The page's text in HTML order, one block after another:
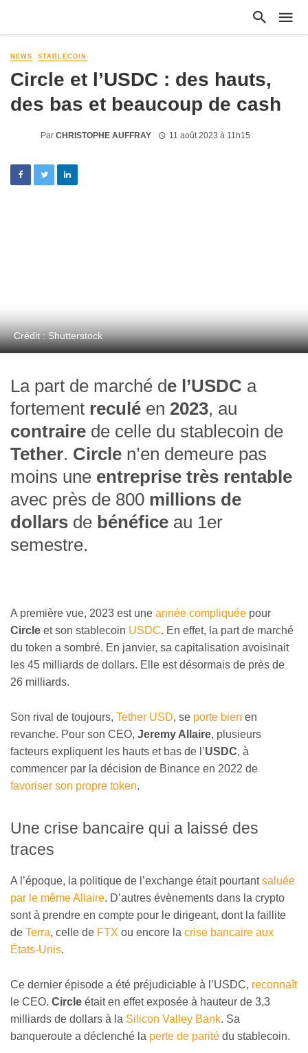
NEWS STABLECOIN
Circle et l’USDC : des hauts,
des bas et beaucoup de cash
Par CHRISTOPHE AUFFRAY 11 août 2023 à 11h15
Crédit : Shutterstock
La part de marché de l’USDC a
fortement reculé en 2023, au
contraire de celle du stablecoin de
Tether. Circle n’en demeure pas
moins une entreprise très rentable
avec près de 800 millions de
dollars de bénéfice au 1er
semestre.
A première vue, 2023 est une année compliquée pour
Circle et son stablecoin USDC. En effet, la part de marché
du token a sombré. En janvier, sa capitalisation avoisinait
les 45 milliards de dollars. Elle est désormais de près de
26 milliards.
Son rival de toujours, Tether USD, se porte bien en
revanche. Pour son CEO, Jeremy Allaire, plusieurs
facteurs expliquent les hauts et bas de l’USDC, à
commencer par la décision de Binance en 2022 de
favoriser son propre token.
Une crise bancaire qui a laissé des
traces
A l’époque, la politique de l’exchange était pourtantsaluée
par le même Allaire. D’autres évènements dans la crypto
sont à prendre en compte pour le dirigeant, dont la faillite
de Terra, celle de FTX ou encore la crise bancaire aux
États-Unis.
Ce dernier épisode a été préjudiciable à l’USDC, reconnaît
le CEO. Circle était en effet exposée à hauteur de 3,3
milliards de dollars à la Silicon Valley Bank. Sa
banqueroute a déclenché la perte de parité du stablecoin.